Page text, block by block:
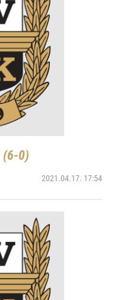
(6-0)
2021.04.17. 17:54